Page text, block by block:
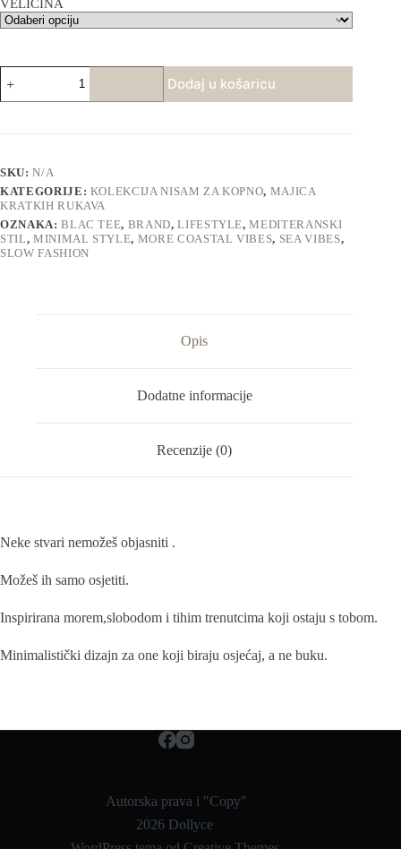
VELIČINA
Nisam
za
Kopno
Dodaj u košaricu
SKU:N/A
KATEGORIJE: KOLEKCIJA NISAM ZA KOPNO, MAJICA
KRATKIH RUKAVA
OZNAKA:BLAC TEE, BRAND,LIFESTYLE,MEDITERANSKI
STIL, MINIMAL STYLE, MORE COASTAL VIBES, SEA VIBES,
SLOW FASHION
Opis
Dodatne informacije
Recenzije (0)
Neke stvari nemožeš objasniti .
Možeš ih samo osjetiti.
Inspirirana morem,slobodom i tihim trenutcima koji ostaju s tobom.
Minimalistički dizajn za one koji biraju osjećaj, a ne buku.
Autorska prava i "Copy"
2026 Dollyce